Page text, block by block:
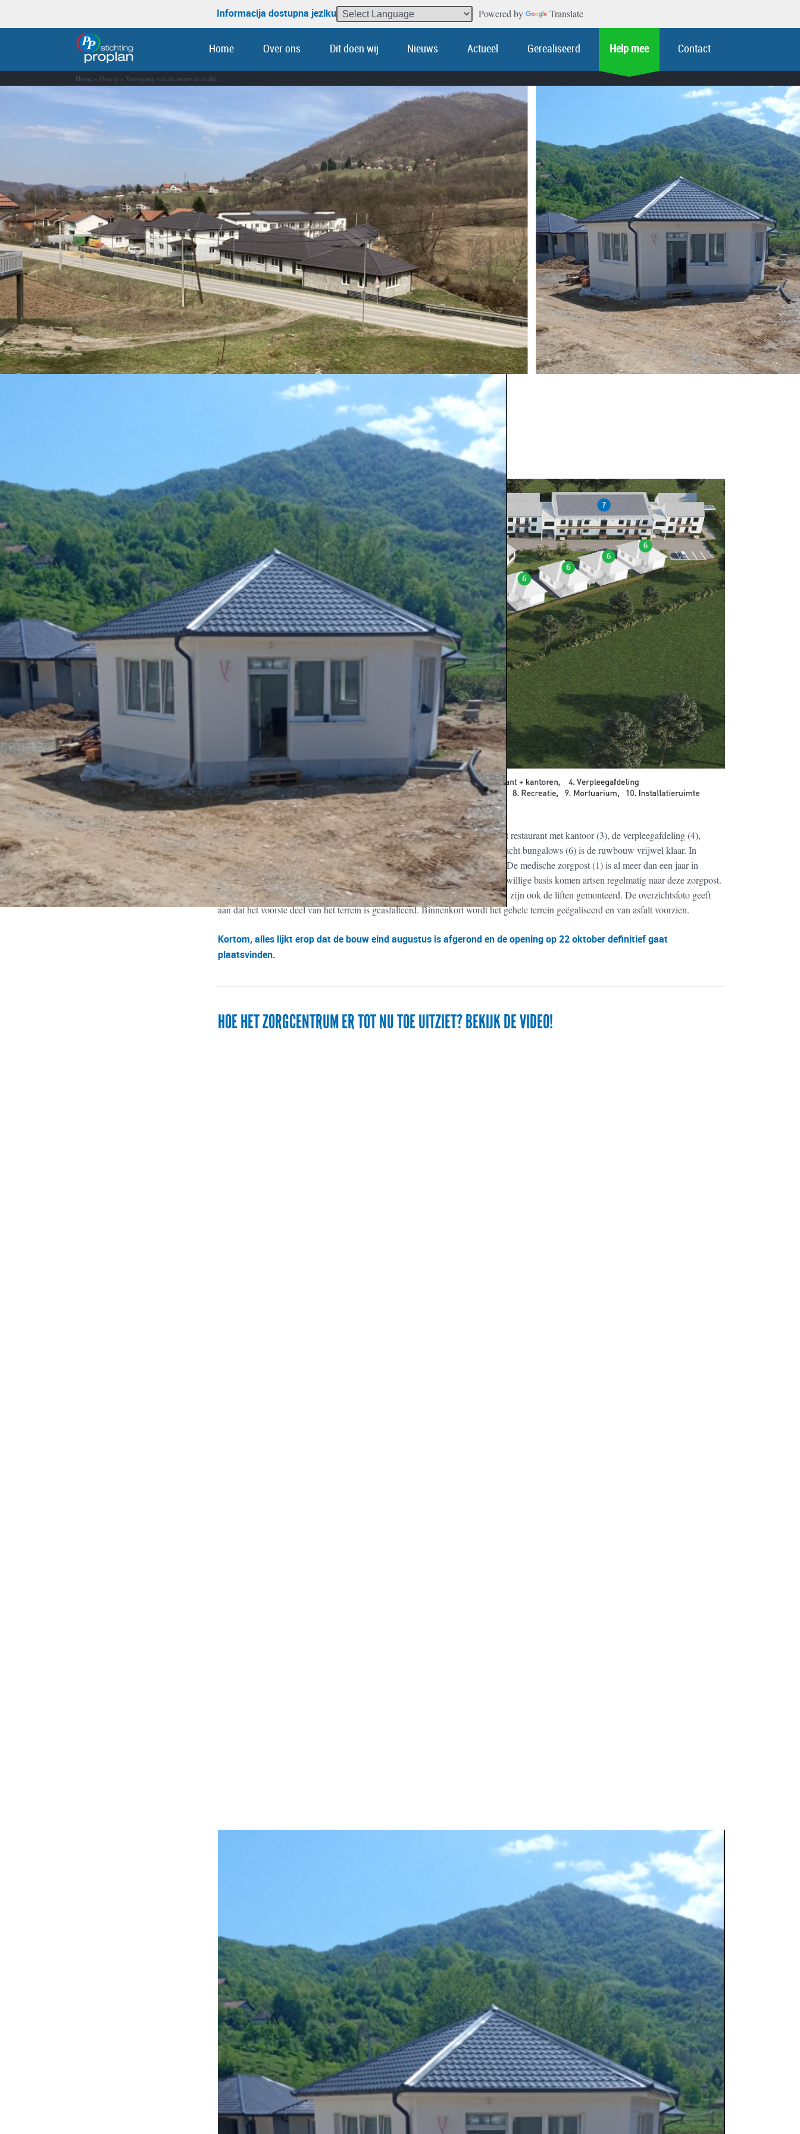
Informacija dostupna jeziku Powered by Translate
Home Over ons Dit doen wij Nieuws Actueel Gerealiseerd Help mee Contact
Home » Overig » Voortgang van de bouw in beeld
VOORTGANG VAN DE BOUW IN BEELD
13-06-2022– De bouw van het zorgcentrum gaat gestaag door!
Op deze pagina laten we u graag zien hoe de bouw vordert. De bouw van het restaurant met kantoor (3), de verpleegafdeling (4),
wasserij (5), technische ruimte (9) en het mortuarium (10) zijn klaar. Van de acht bungalows (6) is de ruwbouw vrijwel klaar. In
december is begonnen aan het aanbrengen van de badkamers, tegelwerk etc. De medische zorgpost (1) is al meer dan een jaar in
gebruik. De weduwen die medische zorg behoeven laten dit weten en op vrijwillige basis komen artsen regelmatig naar deze zorgpost.
Van het appartementencomplex (7) is inmiddels de verlichting aangebracht en zijn ook de liften gemonteerd. De overzichtsfoto geeft
aan dat het voorste deel van het terrein is geasfalteerd. Binnenkort wordt het gehele terrein geëgaliseerd en van asfalt voorzien.
Kortom, alles lijkt erop dat de bouw eind augustus is afgerond en de opening op 22 oktober definitief gaat
plaatsvinden.
HOE HET ZORGCENTRUM ER TOT NU TOE UITZIET? BEKIJK DE VIDEO!